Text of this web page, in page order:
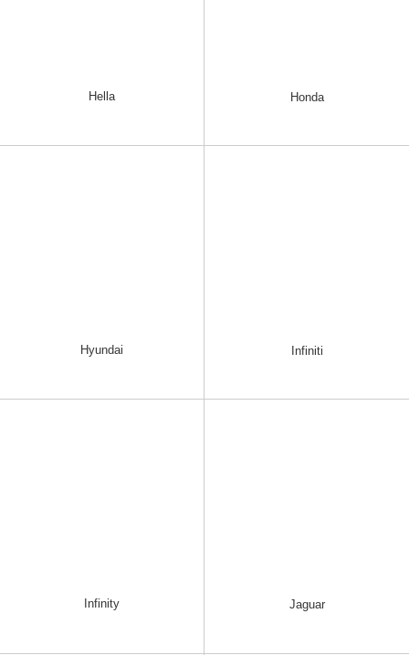
Hella Honda
Hyundai Infiniti
Infinity Jaguar